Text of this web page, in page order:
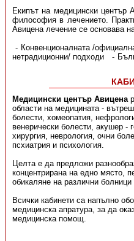
Екипът на медицински център
философия в лечението.
Авицена лечение се основава
Конвенционалната /
нетрадиционни/ подходи
Meдицински център Авицена
области на медицината -
болести, хомеопатия,
венерически болести, акушер -
хирургия, неврология, очни
псхиатрия и психология.
Целта е да предложи
концентрирана на едно място,
обикаляне на различни болници
Всички кабинети са напълно
медицинска апратура, за да
медицинска помощ.